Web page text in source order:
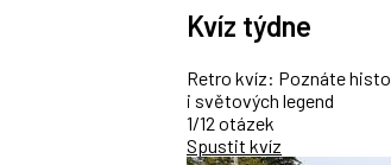
Kvíz týdne
Retro kvíz: Poznáte
i světových legend
1/12 otázek
Spustit kvíz